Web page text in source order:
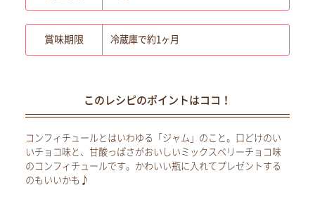
賞味期限 冷蔵庫で約1ヶ月
このレシピのポイントはココ！
コンフィチュールとはいわゆる「ジャム」のこと。口どけのい
いチョコ味と、甘酸っぱさがおいしいミックスベリーチョコ味
のコンフィチュールです。かわいい瓶に入れてプレゼントする
のもいいかも♪